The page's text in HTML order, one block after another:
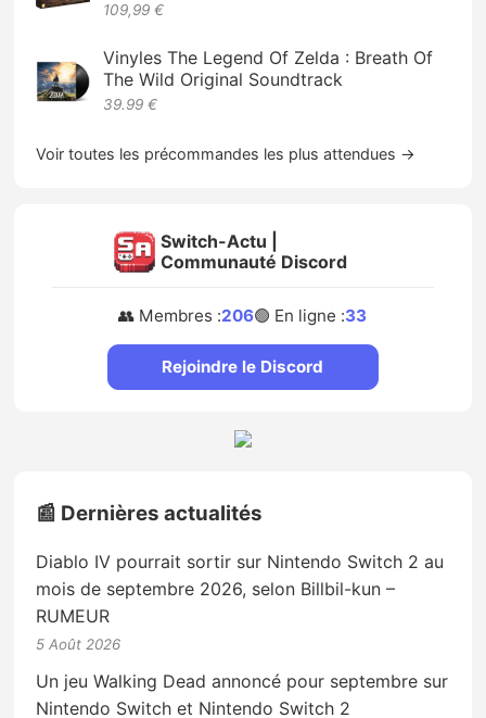
109,99 €
Vinyles The Legend Of Zelda : Breath Of
The Wild Original Soundtrack
39.99 €
Voir toutes les précommandes les plus attendues →
Switch-Actu |
Communauté Discord
👥 Membres :206🟢 En ligne :33
Rejoindre le Discord
📰 Dernières actualités
Diablo IV pourrait sortir sur Nintendo Switch 2 au
mois de septembre 2026, selon Billbil-kun –
RUMEUR
5 Août 2026
Un jeu Walking Dead annoncé pour septembre sur
Nintendo Switch et Nintendo Switch 2